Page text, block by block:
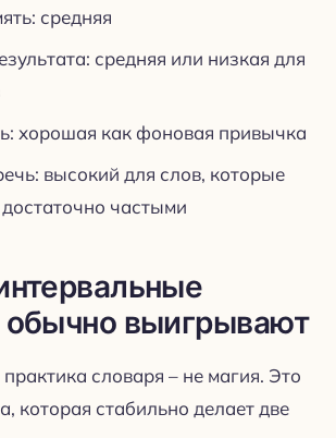
средняя
средняя или низкая для
хорошая как фоновая привычка
высокий для слов, которые
достаточно частыми
выигрывают
словаря – не магия. Это
которая стабильно делает две